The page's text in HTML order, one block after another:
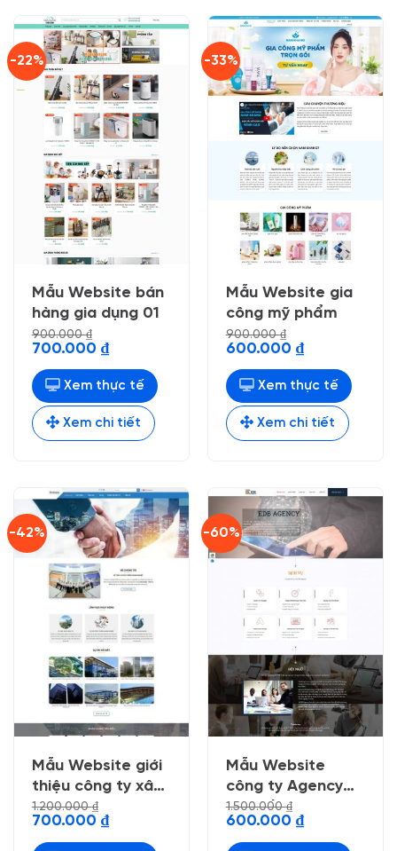
-22%
Mẫu Website bán
hàng gia dụng 01
900.000₫
Giá
gốc
là:
900.000 ₫.
700.000 ₫Giá
hiện
tại
là:
700.000 ₫.
Xem thực tế
Xem chi tiết
-33%
Mẫu Website gia
công mỹ phẩm
900.000₫
Giá
gốc
là:
900.000 ₫.
600.000 ₫Giá
hiện
tại
là:
600.000 ₫.
Xem thực tế
Xem chi tiết
-42%
Mẫu Website giới
thiệu công ty xây
dựng 4
1.200.000₫
Giá
là:
700.000 ₫Giá
hiện
tại
-60%
Mẫu Website
công ty Agency
Digital Marketing
Online
1.500.000₫
Giá
là:
600.000 ₫Giá
hiện
tại